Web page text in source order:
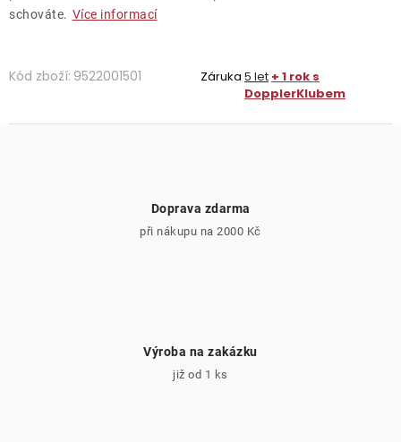
schováte. Více informací
Kód zboží: 9522001501 Záruka 5 let + 1 rok s
DopplerKlubem
Doprava zdarma
při nákupu na 2000 Kč
Výroba na zakázku
již od 1 ks